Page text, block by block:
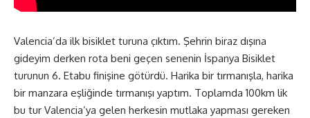
Valencia’da ilk bisiklet turuna çıktım. Şehrin biraz dışına
gideyim derken rota beni geçen senenin İspanya Bisiklet
turunun 6. Etabu finişine götürdü. Harika bir tırmanışla, harika
bir manzara eşliğinde tırmanışı yaptım. Toplamda 100km lik
bu tur Valencia’ya gelen herkesin mutlaka yapması gereken